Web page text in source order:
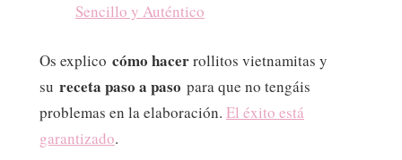
Sencillo y Auténtico
Os explico cómo hacerrollitos vietnamitas y
su receta paso a paso para que no tengáis
problemas en la elaboración. El éxito está
garantizado.